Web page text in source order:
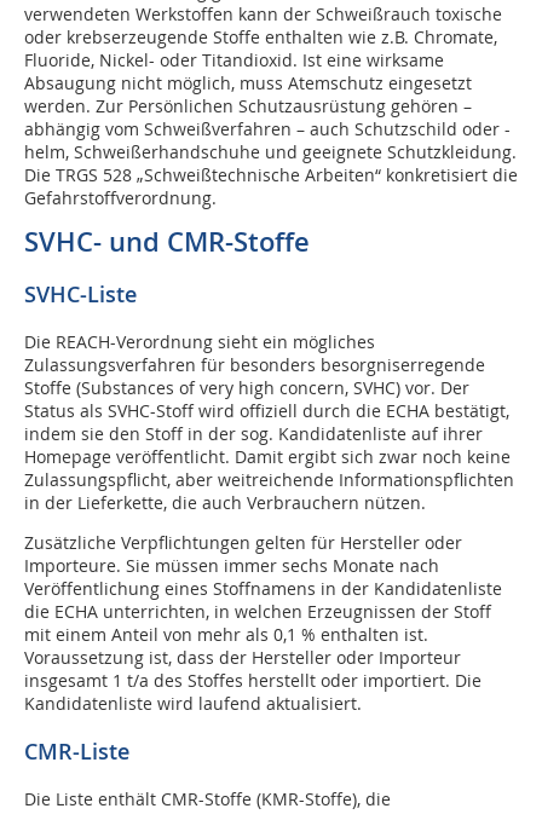
verwendeten Werk­stoffen kann der Schweißrauch toxische
oder krebserzeugende Stoffe enthalten wie z.B. Chromate,
Fluoride, Nickel- oder Titandioxid. Ist eine wirksame
Absaugung nicht möglich, muss Atemschutz eingesetzt
werden. Zur Persönlichen Schutzausrüstung gehören –
abhängig vom Schweißverfahren – auch Schutzschild oder -
helm, Schweißerhandschuhe und geeignete Schutzkleidung.
Die TRGS 528 „Schweißtechnische Arbeiten“ konkretisiert die
Gefahrstoffverordnung.
SVHC- und CMR-Stoffe
SVHC-Liste
Die REACH-Verordnung sieht ein mögliches
Zulassungsverfahren für besonders besorgniserregende
Stoffe (Substances of very high concern, SVHC) vor. Der
Status als SVHC-Stoff wird offiziell durch die ECHA bestätigt,
indem sie den Stoff in der sog. Kandidatenliste auf ihrer
Homepage veröffentlicht. Damit ergibt sich zwar noch keine
Zulassungspflicht, aber weitreichende Informationspflichten
in der Lieferkette, die auch Verbrauchern nützen.
Zusätzliche Verpflichtungen gelten für Hersteller oder
Importeure. Sie müssen immer sechs Monate nach
Veröffentlichung eines Stoffnamens in der Kandidatenliste
die ECHA unterrichten, in welchen Erzeugnissen der Stoff
mit einem Anteil von mehr als 0,1 % enthalten ist.
Voraussetzung ist, dass der Hersteller oder Importeur
insgesamt 1 t/a des Stoffes herstellt oder importiert. Die
Kandidatenliste wird laufend aktualisiert.
CMR-Liste
Die Liste enthält CMR-Stoffe (KMR-Stoffe), die